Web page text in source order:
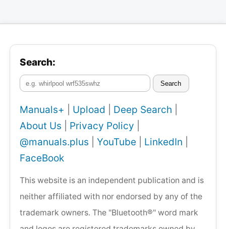
Search:
Search
Manuals+ Upload Deep Search
About Us
Privacy Policy
@manuals.plus
YouTube LinkedIn
FaceBook
This website is an independent publication and is
neither affiliated with nor endorsed by any of the
trademark owners. The "Bluetooth®" word mark